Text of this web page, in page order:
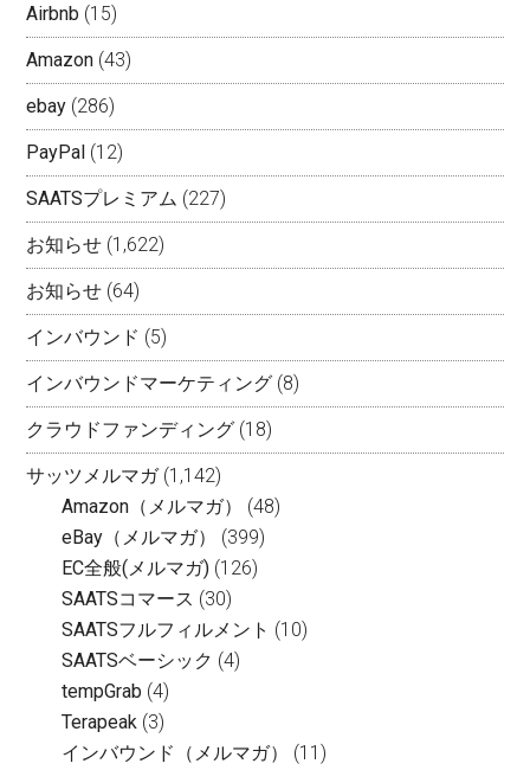
Airbnb (15)
Amazon (43)
ebay (286)
PayPal (12)
SAATSプレミアム (227)
お知らせ (1,622)
お知らせ (64)
インバウンド (5)
インバウンドマーケティング (8)
クラウドファンディング (18)
サッツメルマガ(1,142)
Amazon（メルマガ）
(48)
eBay（メルマガ）
(399)
EC全般(メルマガ) (126)
SAATSコマース (30)
SAATSフルフィルメント (10)
SAATSベーシック (4)
tempGrab (4)
Terapeak (3)
インバウンド（メルマガ）
(11)